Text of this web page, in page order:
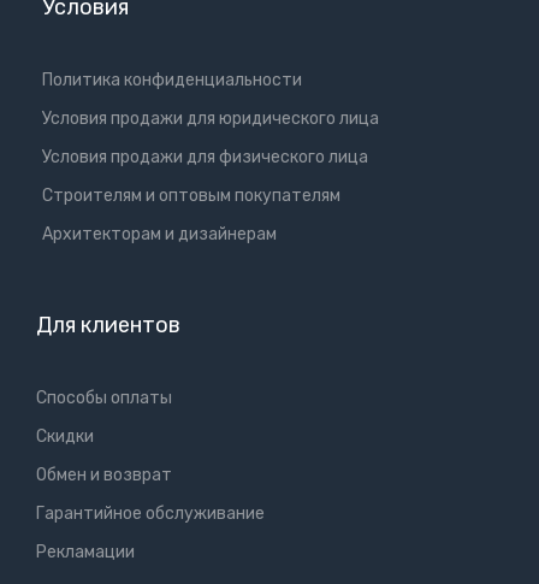
Условия
Политика конфиденциальности
Условия продажи для юридического лица
Условия продажи для физического лица
Cтроителям и оптовым покупателям
Aрхитекторам и дизайнерам
Для клиентов
Способы оплаты
Скидки
Обмен и возврат
Гарантийное обслуживание
Рекламации